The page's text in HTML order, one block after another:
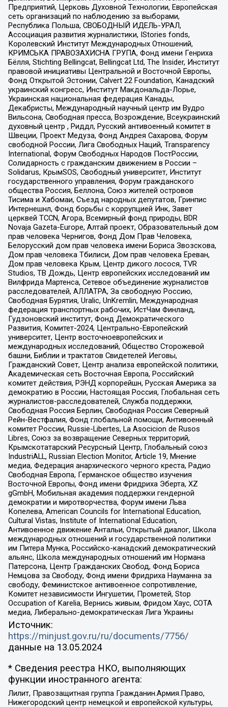
Предприятий, Церковь Духовной Технологии, Европейская
сеть организаций по наблюдению за выборами,
Республика Польша, СВОБОДНЫЙ ИДЕЛЬ-УРАЛ,
Ассоциация развития журналистики, IStories fonds,
Королевский Институт Международных Отношений,
КРИМСЬКА ПРАВОЗАХИСНА ГРУПА, Фонд имени Генриха
Бёлля, Stichting Bellingcat, Bellingcat Ltd, The Insider, Институт
правовой инициативы Центральной и Восточной Европы,
Фонд Открытой Эстонии, Calvert 22 Foundation, Канадский
украинский конгресс, Институт Макдональда-Лорье,
Украинская национальная федерация Канады,
Декабристы, Международный научный центр им Вудро
Вильсона, Свободная пресса, Возрождение, Всеукраинский
духовный центр , Риддл, Русский антивоенный комитет в
Швеции, Проект Медуза, Фонд Андрея Сахарова, Форум
свободной России, Лига Свободных Наций, Transparеncy
International, Форум Свободных Народов ПостРоссии,
Солидарность с гражданским движением в России –
Solidarus, КрымSOS, Свободный университет, Институт
государственного управления, Форум гражданского
общества Россия, Беллона, Союз жителей островов
Тисима и Хабомаи, Съезд народных депутатов, Гринпис
Интернешнл, Фонд борьбы с коррупцией Инк, Завет
церквей TCCN, Агора, Всемирный фонд природы, BDR
Novaja Gazeta-Europe, Алтай проект, Образовательный дом
прав человека Чернигов, Фонд Дом Прав Человека,
Белорусский дом прав человека имени Бориса Звозскова,
Дом прав человека Тбилиси, Дом прав человека Ереван,
Дом прав человека Крым, Центр дикого лосося, TVR
Studios, ТВ Дождь, Центр европейских исследований им
Вилфрида Мартенса, Сетевое объединение журналистов
расследователей, АЛЛАТРА, За свободную Россию,
Свободная Бурятия, Uralic, UnKremlin, Международная
федерация транспортных рабочих, ИстЧам Финланд,
Гудзоновский институт, Фонд Демократического
Развития, Комитет-2024, Центрально-Европейский
университет, Центр восточноевропейских и
международных исследований, Общество Сторожевой
башни, Библии и трактатов Свидетелей Иеговы,
Гражданский Совет, Центр анализа европейской политики,
Академическая сеть Восточная Европа, Российский
комитет действия, РЭНД корпорейшн, Русская Америка за
демократию в России, Настоящая Россия, Глобальная сеть
журналистов-расследователей, Служба поддержки,
Свободная Россия Берлин, Свободная Россия Северный
Рейн-Вестфалия, Фонд глобальной помощи, Антивоенный
комитет России, Russie-Libertes, La Asocicion de Rusos
Libres, Союз за возвращение Северных территорий,
Крымскотатарский Ресурсный Центр, Глобальный союз
IndustriALL, Russian Election Monitor, Article 19, Мнение
медиа, Федерация анархического черного креста, Радио
Свободная Европа, Германское общество изучения
Восточной Европы, Фонд имени Фридриха Эберта, XZ
gGmbH, Мобильная академия поддержки гендерной
демократии и миротворчества, Форум имени Льва
Копелева, American Councils for International Education,
Cultural Vistas, Institute of International Education,
Антивоенное движение Антальи, Открытый диалог, Школа
международных отношений и государственной политики
им Питера Мунка, Российско-канадский демократический
альянс, Школа международных отношений им Нормана
Патерсона, Центр Гражданских Свобод, Фонд Бориса
Немцова за Свободу, Фонд имени Фридриха Науманна за
свободу, Феминистское антивоенное сопротивление,
Комитет независимости Ингушетии, Прометей, Stop
Occupation of Karelia, Вернись живым, Фридом Хаус, СОТА
медиа, Либерально-демократическая Лига Украины
Источник:
https://minjust.gov.ru/ru/documents/7756/
данные на 13.05.2024
* Сведения реестра НКО, выполняющих
функции иностранного агента:
Лилит, Правозащитная группа Гражданин.Армия.Право,
Нижегородский центр немецкой и европейской культуры,